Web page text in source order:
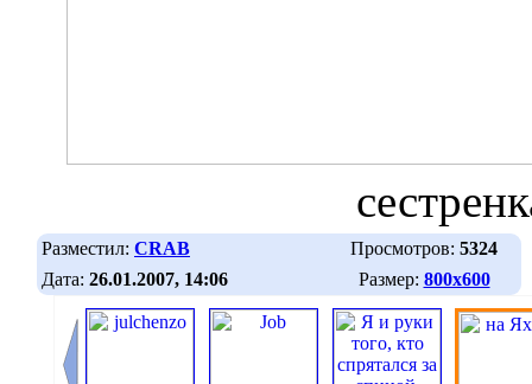
Разместил: CRAB Просмотров: 5324
Дата: 26.01.2007, 14:06 Размер: 800х600